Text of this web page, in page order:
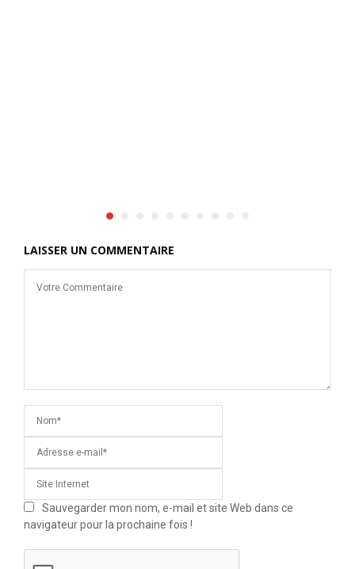
LAISSER UN COMMENTAIRE
Sauvegarder mon nom, e-mail et site Web dans ce
navigateur pour la prochaine fois !